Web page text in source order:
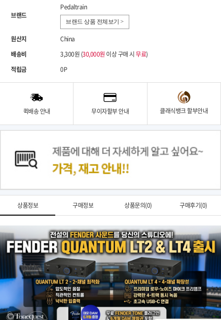
브랜드
Pedaltrain
브랜드 상품 전체보기 >
원산지
China
배송비
3,300원 (30,000원 이상 구매 시무료)
적립금
0P
퀵배송 안내 무이자할부 안내 클래식뱅크 할부안내
상품정보 구매정보 상품문의(0) 구매후기(0)